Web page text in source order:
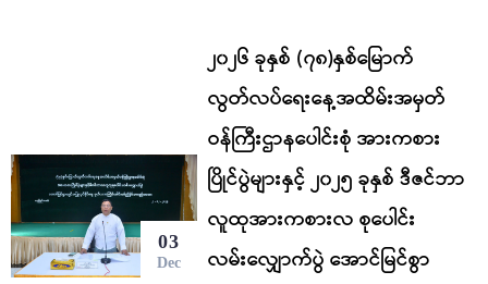
03
Dec
၂၀၂၆ ခုနှစ် (၇၈)နှစ်မြောက်
လွတ်လပ်ရေးနေ့အထိမ်းအမှတ်
ဝန်ကြီးဌာနပေါင်းစုံ အားကစား
ပြိုင်ပွဲများနှင့် ၂၀၂၅ ခုနှစ် ဒီဇင်ဘာ
လူထုအားကစားလ စုပေါင်း
လမ်းလျှောက်ပွဲ အောင်မြင်စွာ